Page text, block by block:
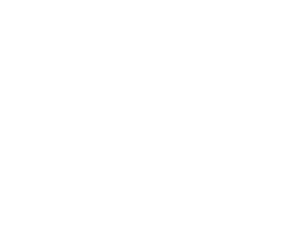
SDRIVE18I AUT.